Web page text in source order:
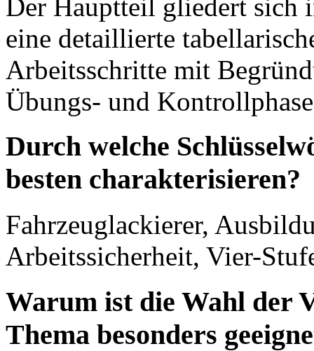
Der Hauptteil gliedert
eine detaillierte
Arbeitsschritte mit
Übungs- und
Durch welche
besten charakterisieren?
Fahrzeuglackierer,
Arbeitssicherheit, Vier-
Warum ist die Wahl der
Thema besonders